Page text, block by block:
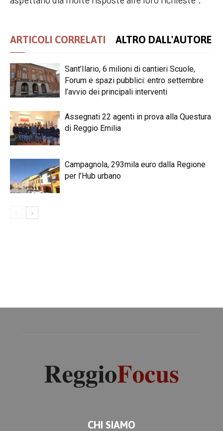
ARTICOLI CORRELATI ALTRO DALL'AUTORE
Sant’Ilario, 6 milioni di cantieri Scuole,
Forum e spazi pubblici: entro settembre
l’avvio dei principali interventi
Assegnati 22 agenti in prova alla Questura
di Reggio Emilia
Campagnola, 293mila euro dalla Regione
per l’Hub urbano
CHI SIAMO